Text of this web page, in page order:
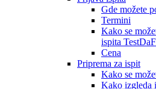
Gde možete
Termini
Kako se
ispita
Cena
Priprema za ispit
Kako se
Kako izgleda